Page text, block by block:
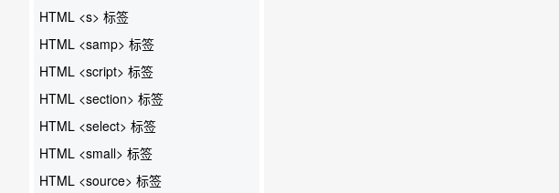
HTML <s> 标签
HTML <samp> 标签
HTML <script> 标签
HTML <section> 标签
HTML <select> 标签
HTML <small> 标签
HTML <source> 标签